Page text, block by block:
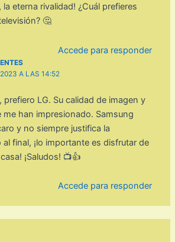
la eterna rivalidad! ¿Cuál prefieres
🤔
Accede para responder
A LAS 14:52
prefiero LG. Su calidad de imagen y
me han impresionado. Samsung
y no siempre justifica la
al final, ¡lo importante es disfrutar de
¡Saludos! 📺👍
Accede para responder